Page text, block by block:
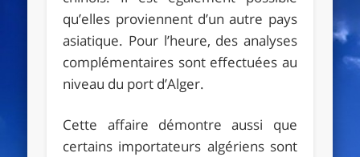
qu’elles proviennent d’un autre pays
asiatique. Pour l’heure, des analyses
complémentaires sont effectuées au
niveau du port d’Alger.
Cette affaire démontre aussi que
certains importateurs algériens sont